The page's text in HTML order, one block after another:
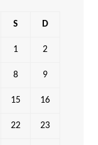
S D
1 2
8 9
15 16
22 23